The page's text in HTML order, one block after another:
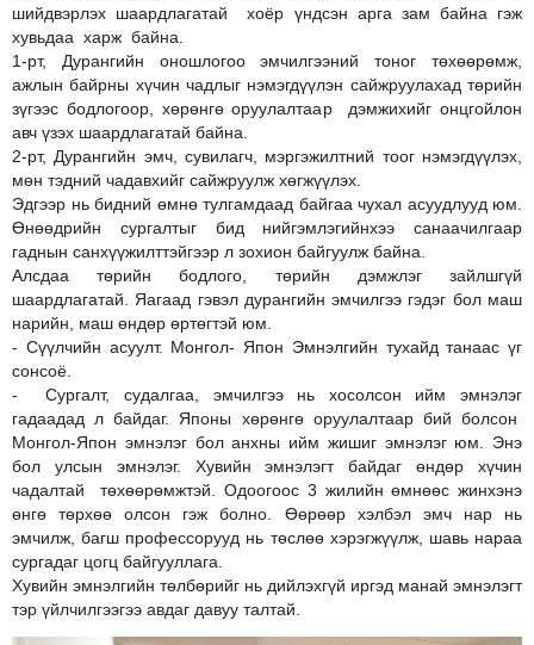
шийдвэрлэх шаардлагатай хоёр үндсэн арга зам байна гэж
хувьдаа харж байна.
1-рт, Дурангийн оношлогоо эмчилгээний тоног төхөөрөмж,
ажлын байрны хүчин чадлыг нэмэгдүүлэн сайжруулахад төрийн
зүгээс бодлогоор, хөрөнгө оруулалтаар дэмжихийг онцгойлон
авч үзэх шаардлагатай байна.
2-рт, Дурангийн эмч, сувилагч, мэргэжилтний тоог нэмэгдүүлэх,
мөн тэдний чадавхийг сайжруулж хөгжүүлэх.
Эдгээр нь бидний өмнө тулгамдаад байгаа чухал асуудлууд юм.
Өнөөдрийн сургалтыг бид нийгэмлэгийнхээ санаачилгаар
гаднын санхүүжилттэйгээр л зохион байгуулж байна.
Алсдаа төрийн бодлого, төрийн дэмжлэг зайлшгүй
шаардлагатай. Яагаад гэвэл дурангийн эмчилгээ гэдэг бол маш
нарийн, маш өндөр өртөгтэй юм.
- Сүүлчийн асуулт. Монгол- Япон Эмнэлгийн тухайд танаас үг
сонсоё.
- Сургалт, судалгаа, эмчилгээ нь хосолсон ийм эмнэлэг
гадаадад л байдаг. Японы хөрөнгө оруулалтаар бий болсон
Монгол-Япон эмнэлэг бол анхны ийм жишиг эмнэлэг юм. Энэ
бол улсын эмнэлэг. Хувийн эмнэлэгт байдаг өндөр хүчин
чадалтай төхөөрөмжтэй. Одоогоос 3 жилийн өмнөөс жинхэнэ
өнгө төрхөө олсон гэж болно. Өөрөөр хэлбэл эмч нар нь
эмчилж, багш профессорууд нь төслөө хэрэгжүүлж, шавь нараа
сургадаг цогц байгууллага.
Хувийн эмнэлгийн төлбөрийг нь дийлэхгүй иргэд манай эмнэлэгт
тэр үйлчилгээгээ авдаг давуу талтай.